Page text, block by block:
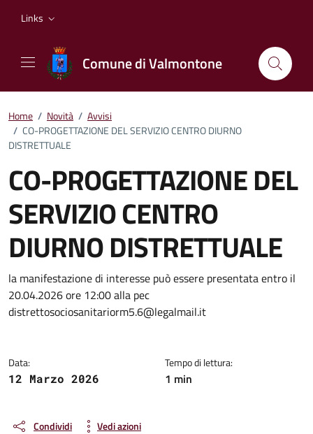
Links
Comune di Valmontone
Home / Novità / Avvisi
/ CO-PROGETTAZIONE DEL SERVIZIO CENTRO DIURNO
DISTRETTUALE
CO-PROGETTAZIONE DEL
SERVIZIO CENTRO
DIURNO DISTRETTUALE
Dettagli della notizia
la manifestazione di interesse può essere presentata entro il
20.04.2026 ore 12:00 alla pec
distrettosociosanitariorm5.6@legalmail.it
Data:
12 Marzo 2026
Tempo di lettura:
1 min
Condividi Vedi azioni